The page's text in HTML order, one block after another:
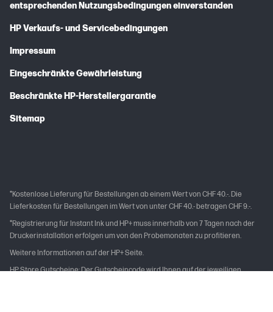
entsprechenden Nutzungsbedingungen einverstanden
HP Verkaufs- und Servicebedingungen
Impressum
Eingeschränkte Gewährleistung
Beschränkte HP-Herstellergarantie
Sitemap
*Kostenlose Lieferung für Bestellungen ab einem Wert von CHF 40.-. Die
Lieferkosten für Bestellungen im Wert von unter CHF 40.- betragen CHF 9.-.
*Registrierung für Instant Ink und HP+ muss innerhalb von 7 Tagen nach der
Druckerinstallation erfolgen um von den Probemonaten zu profitieren.
Weitere Informationen auf der HP+ Seite.
HP Store Gutscheine: Der Gutscheincode wird Ihnen auf der jeweiligen